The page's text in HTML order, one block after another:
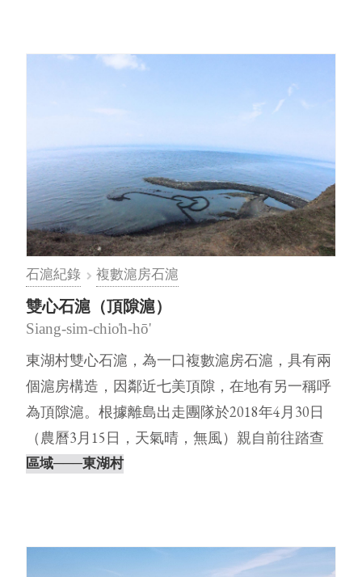
石滬紀錄 複數滬房石滬
雙心石滬（頂隙滬）
Siang-sim-chio̍h-hō'
東湖村雙心石滬，為一口複數滬房石滬，具有兩
個滬房構造，因鄰近七美頂隙，在地有另一稱呼
為頂隙滬。根據離島出走團隊於2018年4月30日
（農曆3月15日，天氣晴，無風）親自前往踏查
記錄，發現東湖村雙心石滬⋯
區域───東湖村